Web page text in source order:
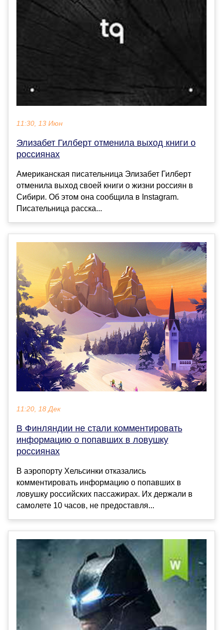
11:30, 13 Июн
Элизабет Гилберт отменила выход книги о
россиянах
Американская писательница Элизабет Гилберт
отменила выход своей книги о жизни россиян в
Сибири. Об этом она сообщила в Instagram.
Писательница расска...
11:20, 18 Дек
В Финляндии не стали комментировать
информацию о попавших в ловушку
россиянах
В аэропорту Хельсинки отказались
комментировать информацию о попавших в
ловушку российских пассажирах. Их держали в
самолете 10 часов, не предоставля...